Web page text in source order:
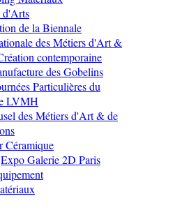
d'Arts
de la Biennale
des Métiers d'Art &
contemporaine
des Gobelins
Particulières du
LVMH
des Métiers d'Art & de
Céramique
Expo Galerie 2D Paris